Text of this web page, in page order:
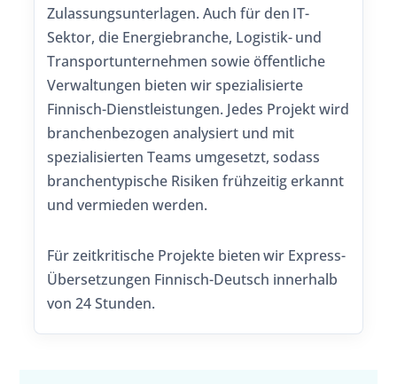
Zulassungsunterlagen. Auch für den IT-
Sektor, die Energiebranche, Logistik- und
Transportunternehmen sowie öffentliche
Verwaltungen bieten wir spezialisierte
Finnisch-Dienstleistungen. Jedes Projekt wird
branchenbezogen analysiert und mit
spezialisierten Teams umgesetzt, sodass
branchentypische Risiken frühzeitig erkannt
und vermieden werden.
Für zeitkritische Projekte bieten wir Express-
Übersetzungen Finnisch-Deutsch innerhalb
von 24 Stunden.